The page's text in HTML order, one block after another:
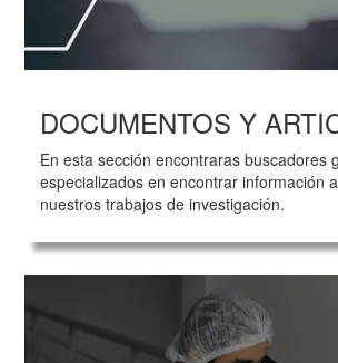
DOCUMENTOS Y
En esta sección encontraras buscadores
especializados en encontrar información
nuestros trabajos de investigación.